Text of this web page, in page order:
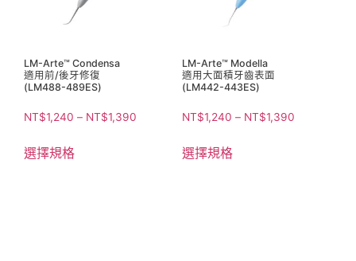
LM-Arte™ Condensa
適用前/後牙修復
(LM488-489ES)
NT$1,240 – NT$1,390
選擇規格
LM-Arte™ Modella
適用大面積牙齒表面
(LM442-443ES)
NT$1,240 – NT$1,390
選擇規格